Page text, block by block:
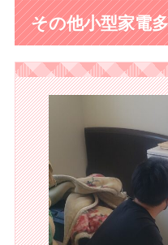
その他小型家電